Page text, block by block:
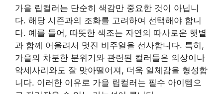
가을 립컬러는 단순히 색감만 중요한 것이 아닙니
다. 해당 시즌과의 조화를 고려하여 선택해야 합니
다. 예를 들어, 따뜻한 색조는 자연의 따사로운 햇볕
과 함께 어울려서 멋진 비주얼을 선사합니다. 특히,
가을의 차분한 분위기와 관련된 컬러들은 의상이나
악세사리와도 잘 맞아떨어져, 더욱 일체감을 형성합
니다. 이러한 이유로 가을 립컬러는 필수 아이템으